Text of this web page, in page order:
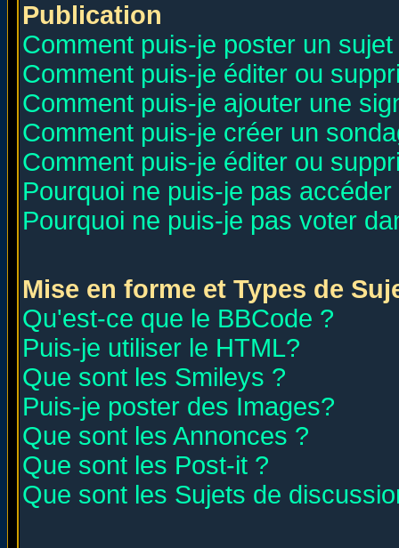
Publication
Comment puis-je poster un
Comment puis-je éditer ou
Comment puis-je ajouter une
Comment puis-je créer un
Comment puis-je éditer ou
Pourquoi ne puis-je pas
Pourquoi ne puis-je pas voter
Mise en forme et Types de
Qu'est-ce que le BBCode ?
Puis-je utiliser le HTML?
Que sont les Smileys ?
Puis-je poster des Images?
Que sont les Annonces ?
Que sont les Post-it ?
Que sont les Sujets de